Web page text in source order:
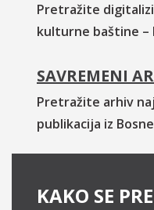
Pretražite
kulturne baštine –
SAVREMENI
Pretražite arhiv
publikacija iz
KAKO SE